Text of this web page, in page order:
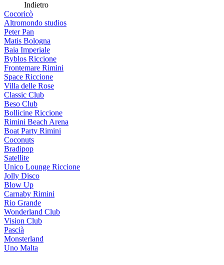
Indietro
Cocoricò
Altromondo studios
Peter Pan
Matis Bologna
Baia Imperiale
Byblos Riccione
Frontemare Rimini
Space Riccione
Villa delle Rose
Classic Club
Beso Club
Bollicine Riccione
Rimini Beach Arena
Boat Party Rimini
Coconuts
Bradipop
Satellite
Unico Lounge Riccione
Jolly Disco
Blow Up
Carnaby Rimini
Rio Grande
Wonderland Club
Vision Club
Pascià
Monsterland
Uno Malta